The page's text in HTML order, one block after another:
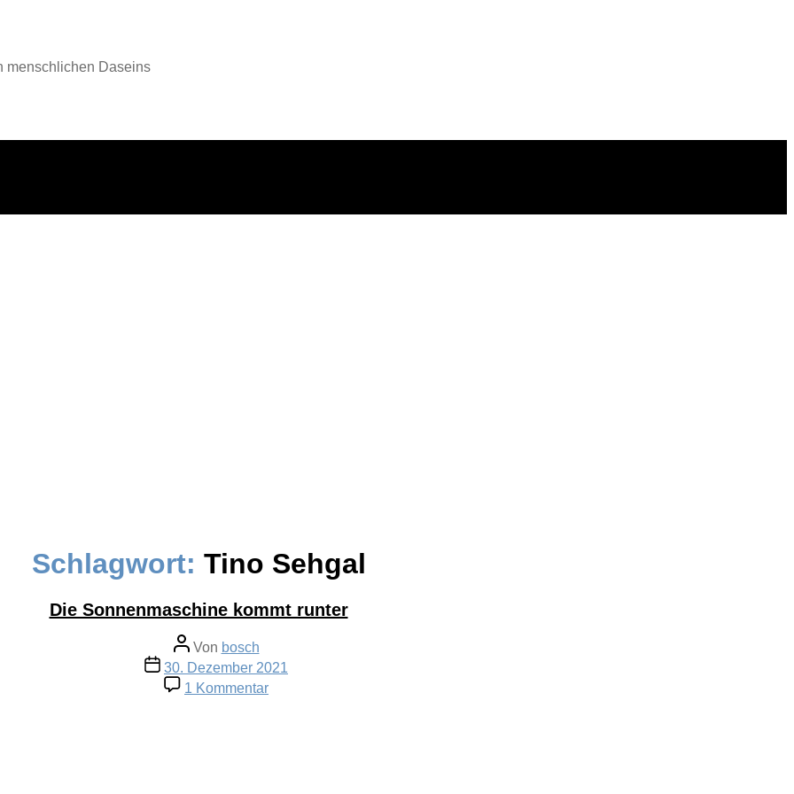
menschlichen Daseins
Schlagwort: Tino Sehgal
Die Sonnenmaschine kommt runter
Beitragsautor
Von bosch
Veröffentlichungsdatum
30. Dezember 2021
1 Kommentarzu
Die